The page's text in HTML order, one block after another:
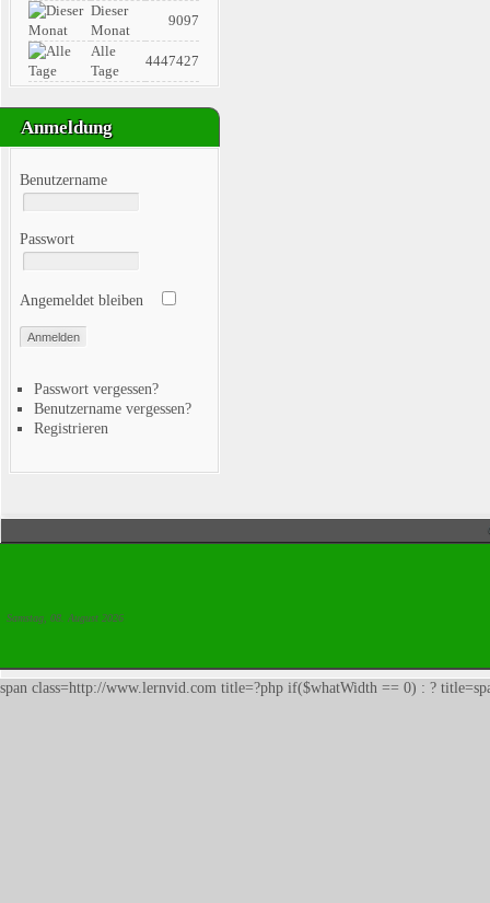
Dieser
Monat
9097
Alle
Tage
4447427
Anmeldung
Benutzername
Passwort
Angemeldet bleiben
Passwort vergessen?
Benutzername vergessen?
Registrieren
Samstag, 08. August 2026
span class=http://www.lernvid.com title=?php if($whatWidth == 0) : ?